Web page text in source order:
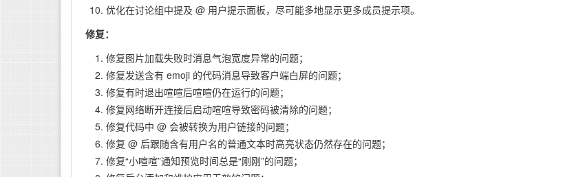
优化在讨论组中提及 @ 用户提示面板，尽可能多地显示更多成员提示项。
修复：
修复图片加载失败时消息气泡宽度异常的问题；
修复发送含有 emoji 的代码消息导致客户端白屏的问题；
修复有时退出喧喧后喧喧仍在运行的问题；
修复网络断开连接后启动喧喧导致密码被清除的问题；
修复代码中 @ 会被转换为用户链接的问题；
修复 @ 后跟随含有用户名的普通文本时高亮状态仍然存在的问题；
修复“小喧喧”通知预览时间总是“刚刚”的问题；